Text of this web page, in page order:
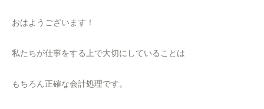
おはようございます！
私たちが仕事をする上で大切にしていることは
もちろん正確な会計処理です。